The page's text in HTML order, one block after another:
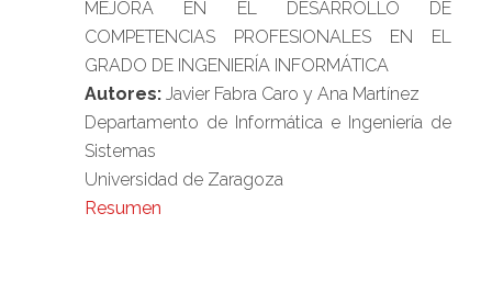
MEJORA EN EL DESARROLLO DE
COMPETENCIAS PROFESIONALES EN EL
GRADO DE INGENIERÍA INFORMÁTICA
Autores:Javier Fabra Caro y Ana Martínez
Departamento de Informática e Ingeniería de
Sistemas
Universidad de Zaragoza
Resumen